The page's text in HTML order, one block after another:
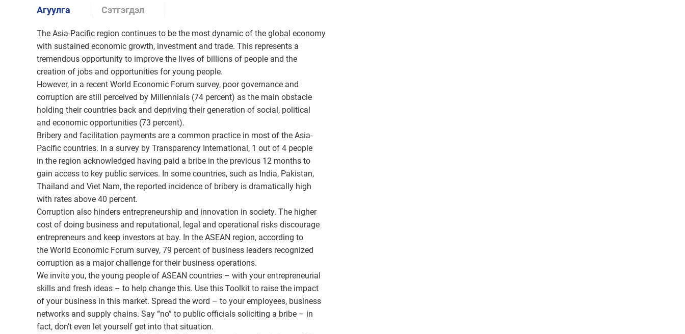
Агуулга Сэтгэгдэл
The Asia-Pacific region continues to be the most dynamic of the global economy
with sustained economic growth, investment and trade. This represents a
tremendous opportunity to improve the lives of billions of people and the
creation of jobs and opportunities for young people.
However, in a recent World Economic Forum survey, poor governance and
corruption are still perceived by Millennials (74 percent) as the main obstacle
holding their countries back and depriving their generation of social, political
and economic opportunities (73 percent).
Bribery and facilitation payments are a common practice in most of the Asia-
Pacific countries. In a survey by Transparency International, 1 out of 4 people
in the region acknowledged having paid a bribe in the previous 12 months to
gain access to key public services. In some countries, such as India, Pakistan,
Thailand and Viet Nam, the reported incidence of bribery is dramatically high
with rates above 40 percent.
Corruption also hinders entrepreneurship and innovation in society. The higher
cost of doing business and reputational, legal and operational risks discourage
entrepreneurs and keep investors at bay. In the ASEAN region, according to
the World Economic Forum survey, 79 percent of business leaders recognized
corruption as a major challenge for their business operations.
We invite you, the young people of ASEAN countries – with your entrepreneurial
skills and fresh ideas – to help change this. Use this Toolkit to raise the impact
of your business in this market. Spread the word – to your employees, business
networks and supply chains. Say “no” to public officials soliciting a bribe – in
fact, don’t even let yourself get into that situation.